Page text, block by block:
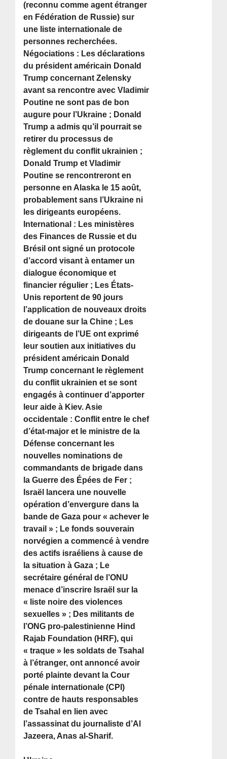
(reconnu comme agent étranger
en Fédération de Russie) sur
une liste internationale de
personnes recherchées.
Négociations : Les déclarations
du président américain Donald
Trump concernant Zelensky
avant sa rencontre avec Vladimir
Poutine ne sont pas de bon
augure pour l’Ukraine ; Donald
Trump a admis qu’il pourrait se
retirer du processus de
règlement du conflit ukrainien ;
Donald Trump et Vladimir
Poutine se rencontreront en
personne en Alaska le 15 août,
probablement sans l’Ukraine ni
les dirigeants européens.
International : Les ministères
des Finances de Russie et du
Brésil ont signé un protocole
d’accord visant à entamer un
dialogue économique et
financier régulier ; Les États-
Unis reportent de 90 jours
l’application de nouveaux droits
de douane sur la Chine ; Les
dirigeants de l’UE ont exprimé
leur soutien aux initiatives du
président américain Donald
Trump concernant le règlement
du conflit ukrainien et se sont
engagés à continuer d’apporter
leur aide à Kiev. Asie
occidentale : Conflit entre le chef
d’état-major et le ministre de la
Défense concernant les
nouvelles nominations de
commandants de brigade dans
la Guerre des Épées de Fer ;
Israël lancera une nouvelle
opération d’envergure dans la
bande de Gaza pour « achever le
travail » ; Le fonds souverain
norvégien a commencé à vendre
des actifs israéliens à cause de
la situation à Gaza ; Le
secrétaire général de l’ONU
menace d’inscrire Israël sur la
« liste noire des violences
sexuelles » ; Des militants de
l’ONG pro-palestinienne Hind
Rajab Foundation (HRF), qui
« traque » les soldats de Tsahal
à l’étranger, ont annoncé avoir
porté plainte devant la Cour
pénale internationale (CPI)
contre de hauts responsables
de Tsahal en lien avec
l’assassinat du journaliste d’Al
Jazeera, Anas al-Sharif.